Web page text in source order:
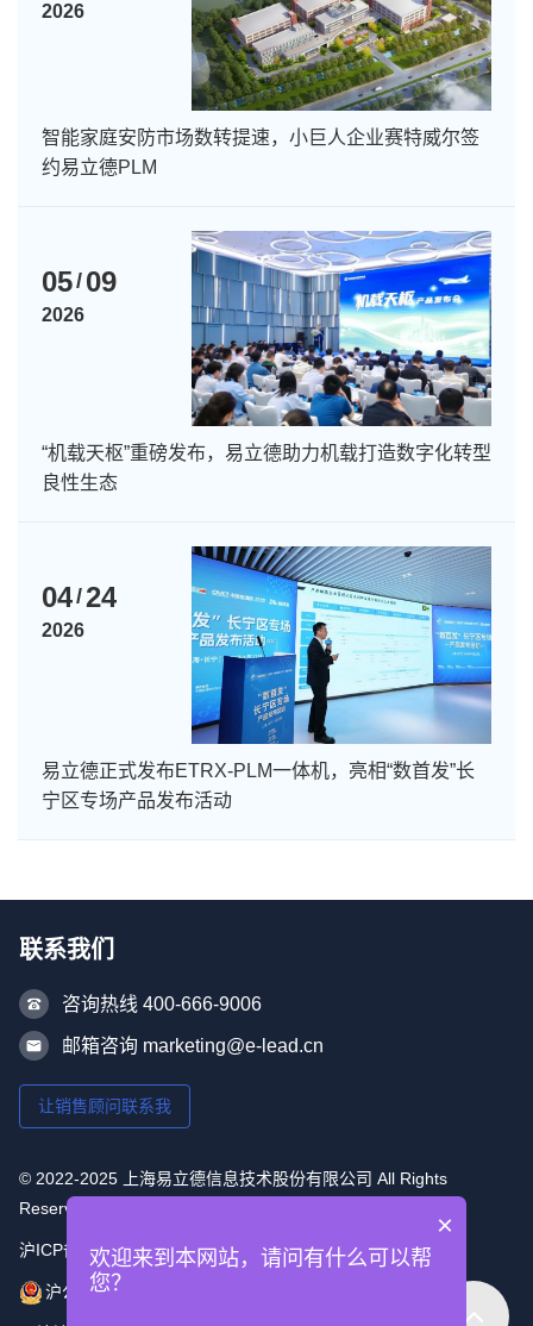
2026
智能家庭安防市场数转提速，小巨人企业赛特威尔签
约易立德PLM
05/ 09
2026
“机载天枢”重磅发布，易立德助力机载打造数字化转型
良性生态
04/24
2026
易立德正式发布ETRX-PLM一体机，亮相“数首发”长
宁区专场产品发布活动
联系我们
咨询热线 400-666-9006
邮箱咨询 marketing@e-lead.cn
让销售顾问联系我
© 2022-2025 上海易立德信息技术股份有限公司 All Rights
Reserved
沪ICP备16053493号-1
沪公网安备 31010502006715号
×
欢迎来到本网站，请问有什么可以帮
您？